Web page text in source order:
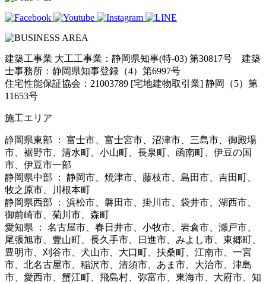
建築工事業 大工工事業：静岡県知事(特-03) 第30817号 建築
士事務所：静岡県知事登録（4）第6997号
住宅性能保証協会：21003789 [宅地建物取引業] 静岡（5）第
11653号
施工エリア
静岡県東部 ： 富士市、富士宮市、沼津市、三島市、御殿場
市、裾野市、清水町、小山町、長泉町、函南町、伊豆の国
市、伊豆市一部
静岡県中部 ： 静岡市、焼津市、藤枝市、島田市、吉田町、
牧之原市、川根本町
静岡県西部 ： 浜松市、磐田市、掛川市、袋井市、湖西市、
御前崎市、菊川市、森町
愛知県 ： 名古屋市、春日井市、小牧市、岩倉市、瀬戸市、
尾張旭市、豊山町、長久手市、日進市、みよし市、東郷町、
豊明市、刈谷市、犬山市、大口町、扶桑町、江南市、一宮
市、北名古屋市、稲沢市、清須市、あま市、大治市、津島
市、愛西市、蟹江町、飛島村、弥富市、東海市、大府市、知